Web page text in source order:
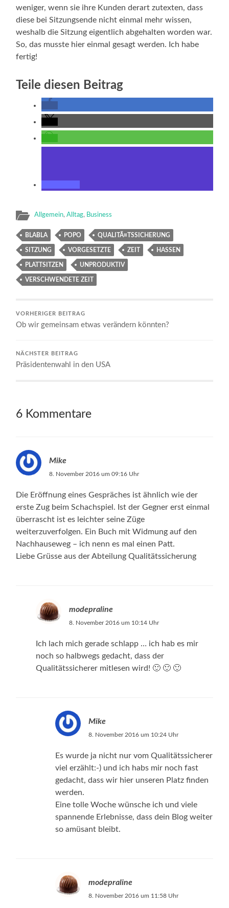
weniger, wenn sie ihre Kunden derart zutexten, dass
diese bei Sitzungsende nicht einmal mehr wissen,
weshalb die Sitzung eigentlich abgehalten worden war.
So, das musste hier einmal gesagt werden. Ich habe
fertig!
Teile diesen Beitrag
Allgemein,Alltag, Business
BLABLA POPO QUALITÃ¤TSSICHERUNG
SITZUNG VORGESETZTE ZEIT HASSEN
PLATTSITZEN UNPRODUKTIV
VERSCHWENDETE ZEIT
VORHERIGER BEITRAG
Ob wir gemeinsam etwas verändern könnten?
NÄCHSTER BEITRAG
Präsidentenwahl in den USA
6 Kommentare
Mike
8. November 2016 um 09:16 Uhr
Die Eröffnung eines Gespräches ist ähnlich wie der
erste Zug beim Schachspiel. Ist der Gegner erst einmal
überrascht ist es leichter seine Züge
weiterzuverfolgen. Ein Buch mit Widmung auf den
Nachhauseweg – ich nenn es mal einen Patt.
Liebe Grüsse aus der Abteilung Qualitätssicherung
modepraline
8. November 2016 um 10:14 Uhr
Ich lach mich gerade schlapp … ich hab es mir
noch so halbwegs gedacht, dass der
Qualitätssicherer mitlesen wird! 🙂 🙂 🙂
Mike
8. November 2016 um 10:24 Uhr
Es wurde ja nicht nur vom Qualitätssicherer
viel erzählt:-) und ich habs mir noch fast
gedacht, dass wir hier unseren Platz finden
werden.
Eine tolle Woche wünsche ich und viele
spannende Erlebnisse, dass dein Blog weiter
so amüsant bleibt.
modepraline
8. November 2016 um 11:58 Uhr